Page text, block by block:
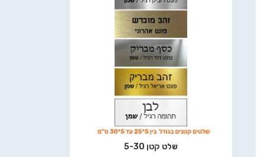
שלט קטן 5-30